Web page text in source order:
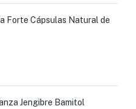
Forte Cápsulas Natural de
Jengibre Bamitol